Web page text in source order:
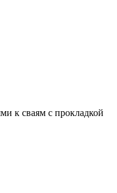
к сваям с прокладкой